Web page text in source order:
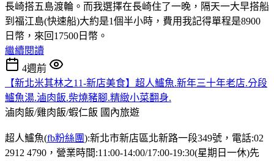
長崎搭五島渡輪。而我選擇在長崎住了一晚，隔天一大早搭船
到福江島(快速船)大約是1個半小時，費用我記得單程是8900
日幣，來回17500日幣。
繼續閱讀
4週前
【新北米其林之11-新店美食】超人鱸魚.新年三十年老店.分段
鱸魚湯.滷肉飯.柴燒豬腳.精緻小菜翻身.
滷肉飯/雞肉飯/蝦仁飯 國內旅遊
超人鱸魚(fb粉絲團):新北市新店區北新路一段349號，電話:02
2912 4790，營業時間:11:00-14:00/17:00-19:30(星期日一休)先